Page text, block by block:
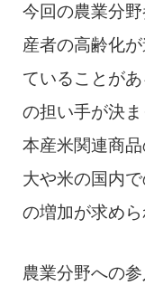
今回の農業分
産者の高齢化
ていることが
の担い手が決
本産米関連商
大や米の国内
の増加が求めら
農業分野への